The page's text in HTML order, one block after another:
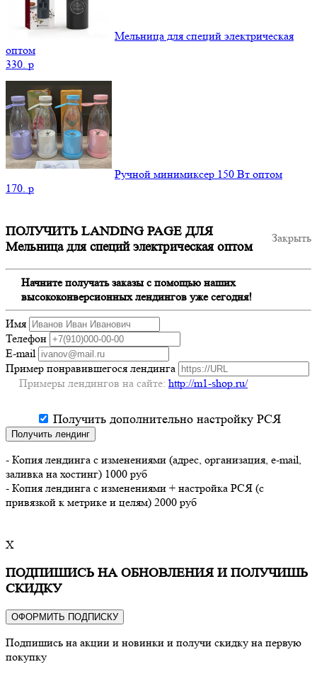
Мельница для специй электрическая
оптом
330. p
Ручной минимиксер 150 Вт оптом
170. p
Закрыть
ПОЛУЧИТЬ LANDING PAGE ДЛЯ
Мельница для специй электрическая оптом
Начните получать заказы с помощью наших
высококонверсионных лендингов уже сегодня!
Имя
Телефон
E-mail
Пример понравившегося лендинга
Примеры лендингов на сайте: http://m1-shop.ru/
Получить дополнительно настройку РСЯ
Получить лендинг
- Копия лендинга с изменениями (адрес, организация, e-mail,
заливка на хостинг) 1000 руб
- Копия лендинга с изменениями + настройка РСЯ (с
привязкой к метрике и целям) 2000 руб
X
ПОДПИШИСЬ НА ОБНОВЛЕНИЯ И ПОЛУЧИШЬ
СКИДКУ
ОФОРМИТЬ ПОДПИСКУ
Подпишись на акции и новинки и получи скидку на первую
покупку